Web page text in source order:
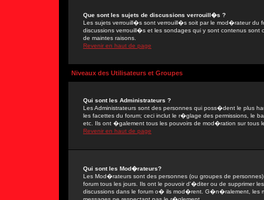
Que sont les sujets de discussions verrouill�s ?
Les sujets verrouill�s sont verrouill�s soit par le mod�rateur du
discussions verrouill�s et les sondages qui y sont contenus
de maintes raisons.
Revenir en haut de page
Niveaux des Utilisateurs et Groupes
Qui sont les Administrateurs ?
Les Administrateurs sont des personnes qui poss�dent le plus
les facettes du forum; ceci inclut le r�glage des permissions, le
etc. Ils ont �galement tous les pouvoirs de mod�ration sur tous
Revenir en haut de page
Qui sont les Mod�rateurs?
Les Mod�rateurs sont des personnes (ou groupes de
forum tous les jours. Ils ont le pouvoir d'�diter ou de supprimer
discussions dans le forum o� ils mod�rent. G�n�ralement,